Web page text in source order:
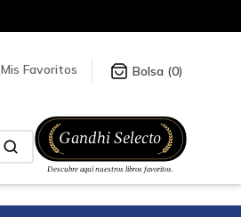
Mis Favoritos 0